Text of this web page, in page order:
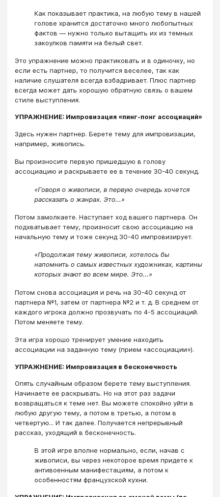
Как показывает практика, на любую тему в нашей
голове хранится достаточно много любопытных
фактов — нужно только вытащить их из темных
закоулков памяти на белый свет.
Это упражнение можно практиковать и в одиночку, но
если есть партнер, то получится веселее, так как
наличие слушателя всегда взбадривает. Плюс партнер
всегда может дать хорошую обратную связь о вашем
стиле выступления.
УПРАЖНЕНИЕ: Импровизация «пинг-понг ассоциаций»
Здесь нужен партнер. Берете тему для импровизации,
например, живопись.
Вы произносите первую пришедшую в голову
ассоциацию и раскрываете ее в течение 30-40 секунд.
«Говоря о живописи, в первую очередь хочется
рассказать о жанрах. Это...»
Потом замолкаете. Наступает ход вашего партнера. Он
подхватывает тему, произносит свою ассоциацию на
начальную тему и тоже секунд 30-40 импровизирует.
«Продолжая тему живописи, хотелось бы
напомнить о самых известных художниках, картины
которых знают во всем мире. Это...»
Потом снова ассоциация и речь на 30-40 секунд от
партнера №1, затем от партнера №2 и т. д. В среднем от
каждого игрока должно прозвучать по 4-5 ассоциаций.
Потом меняете тему.
Эта игра хорошо тренирует умение находить
ассоциации на заданную тему (прием «ассоциации»).
УПРАЖНЕНИЕ: Импровизация в бесконечность
Опять случайным образом берете тему выступления.
Начинаете ее раскрывать. Но на этот раз задачи
возвращаться к теме нет. Вы можете спокойно уйти в
любую другую тему, а потом в третью, а потом в
четвертую... И так далее. Получается непрерывный
рассказ, уходящий в бесконечность.
В этой игре вполне нормально, если, начав с
живописи, вы через некоторое время придете к
антивоенным манифестациям, а потом к
особенностям французской кухни.